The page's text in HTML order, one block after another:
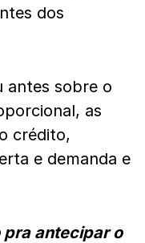
dos
antes sobre o
as
crédito,
e demanda e
antecipar o